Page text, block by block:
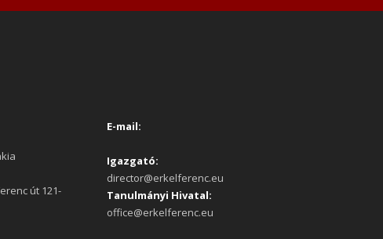
út 121-
E-mail:
Igazgató:
director@erkelferenc.eu
Tanulmányi Hivatal:
office@erkelferenc.eu